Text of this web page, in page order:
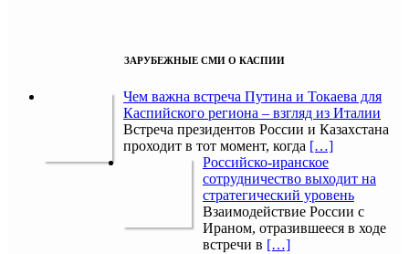
ЗАРУБЕЖНЫЕ СМИ О КАСПИИ
Чем важна встреча Путина и Токаева для
Каспийского региона – взгляд из Италии
Встреча президентов России и Казахстана
проходит в тот момент, когда […]
Российско-иранское
сотрудничество выходит на
стратегический уровень
Взаимодействие России с
Ираном, отразившееся в ходе
встречи в […]